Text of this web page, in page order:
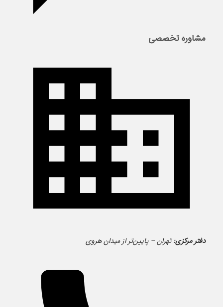
مشاوره تخصصی
دفتر مرکزی:تهران – پایین‌تر از میدان هروی